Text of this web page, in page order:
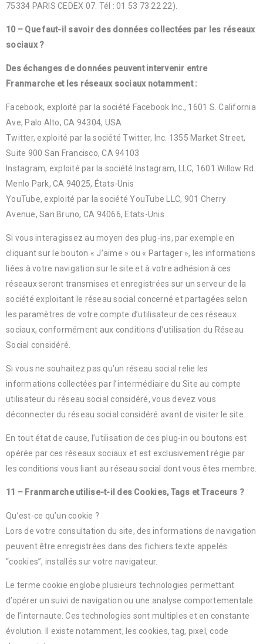
75334 PARIS CEDEX 07. Tél : 01 53 73 22 22).
10 – Que faut-il savoir des données collectées par les réseaux
sociaux ?
Des échanges de données peuvent intervenir entre
Franmarche et les réseaux sociaux notamment :
Facebook, exploité par la société Facebook Inc., 1601 S. California
Ave, Palo Alto, CA 94304, USA
Twitter, exploité par la société Twitter, Inc. 1355 Market Street,
Suite 900 San Francisco, CA 94103
Instagram, exploité par la société Instagram, LLC, 1601 Willow Rd.
Menlo Park, CA 94025, États-Unis
YouTube, exploité par la société YouTube LLC, 901 Cherry
Avenue, San Bruno, CA 94066, Etats-Unis
Si vous interagissez au moyen des plug-ins, par exemple en
cliquant sur le bouton « J’aime » ou « Partager », les informations
liées à votre navigation sur le site et à votre adhésion à ces
réseaux seront transmises et enregistrées sur un serveur de la
société exploitant le réseau social concerné et partagées selon
les paramètres de votre compte d’utilisateur de ces réseaux
sociaux, conformément aux conditions d’utilisation du Réseau
Social considéré.
Si vous ne souhaitez pas qu’un réseau social relie les
informations collectées par l’intermédiaire du Site au compte
utilisateur du réseau social considéré, vous devez vous
déconnecter du réseau social considéré avant de visiter le site.
En tout état de cause, l’utilisation de ces plug-in ou boutons est
opérée par ces réseaux sociaux et est exclusivement régie par
les conditions vous liant au réseau social dont vous êtes membre.
11 – Franmarche utilise-t-il des Cookies, Tags et Traceurs ?
Qu’est-ce qu’un cookie ?
Lors de votre consultation du site, des informations de navigation
peuvent être enregistrées dans des fichiers texte appelés
“cookies”, installés sur votre navigateur.
Le terme cookie englobe plusieurs technologies permettant
d’opérer un suivi de navigation ou une analyse comportementale
de l’internaute. Ces technologies sont multiples et en constante
évolution. Il existe notamment, les cookies, tag, pixel, code